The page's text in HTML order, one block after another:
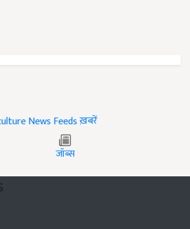
ख़बरें
जॉब्स